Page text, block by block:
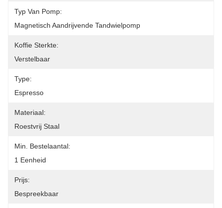
Typ Van Pomp:
Magnetisch Aandrijvende Tandwielpomp
Koffie Sterkte:
Verstelbaar
Type:
Espresso
Materiaal:
Roestvrij Staal
Min. Bestelaantal:
1 Eenheid
Prijs:
Bespreekbaar